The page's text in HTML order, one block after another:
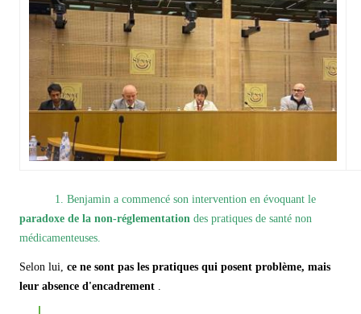
1. Benjamin a commencé son intervention en évoquant le
paradoxe de la non-réglementation des pratiques de santé non
médicamenteuses.
Selon lui, ce ne sont pas les pratiques qui posent problème, mais
leur absence d'encadrement .